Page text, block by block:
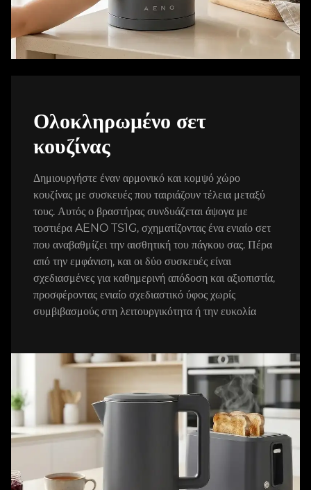
Ολοκληρωμένο σετ
κουζίνας
Δημιουργήστε έναν αρμονικό και κομψό χώρο
κουζίνας με συσκευές που ταιριάζουν τέλεια μεταξύ
τους. Αυτός ο βραστήρας συνδυάζεται άψογα με
τοστιέρα AENO TS1G, σχηματίζοντας ένα ενιαίο σετ
που αναβαθμίζει την αισθητική του πάγκου σας. Πέρα
από την εμφάνιση, και οι δύο συσκευές είναι
σχεδιασμένες για καθημερινή απόδοση και αξιοπιστία,
προσφέροντας ενιαίο σχεδιαστικό ύφος χωρίς
συμβιβασμούς στη λειτουργικότητα ή την ευκολία